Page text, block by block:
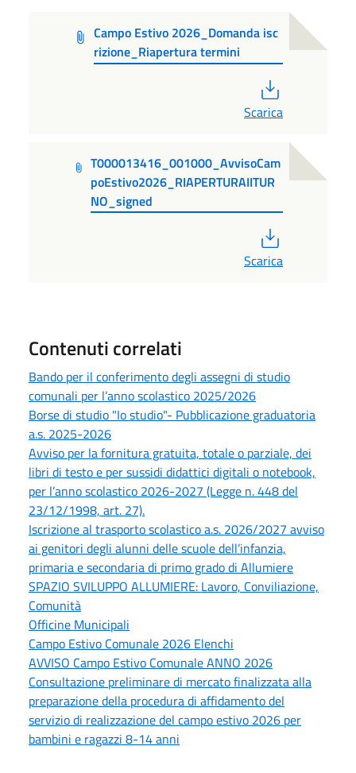
Campo Estivo 2026_Domanda isc
rizione_Riapertura termini
Scarica
T000013416_001000_AvvisoCam
poEstivo2026_RIAPERTURAIITUR
NO_signed
Scarica
Contenuti correlati
Bando per il conferimento degli assegni di studio
comunali per l’anno scolastico 2025/2026
Borse di studio "Io studio"- Pubblicazione graduatoria
a.s. 2025-2026
Avviso per la fornitura gratuita, totale o parziale, dei
libri di testo e per sussidi didattici digitali o notebook,
per l’anno scolastico 2026-2027 (Legge n. 448 del
23/12/1998, art. 27).
Iscrizione al trasporto scolastico a.s. 2026/2027 avviso
ai genitori degli alunni delle scuole dell’infanzia,
primaria e secondaria di primo grado di Allumiere
SPAZIO SVILUPPO ALLUMIERE: Lavoro, Conviliazione,
Comunità
Officine Municipali
Campo Estivo Comunale 2026 Elenchi
AVVISO Campo Estivo Comunale ANNO 2026
Consultazione preliminare di mercato finalizzata alla
preparazione della procedura di affidamento del
servizio di realizzazione del campo estivo 2026 per
bambini e ragazzi 8-14 anni